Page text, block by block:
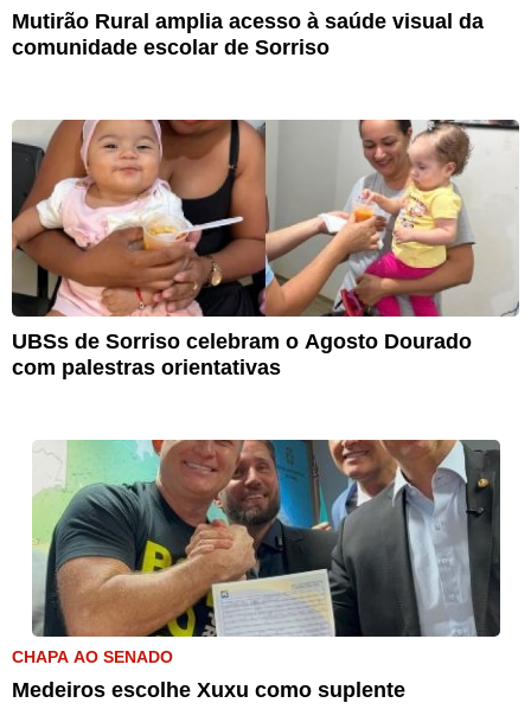
Mutirão Rural amplia acesso à saúde visual da
comunidade escolar de Sorriso
UBSs de Sorriso celebram o Agosto Dourado
com palestras orientativas
CHAPA AO SENADO
Medeiros escolhe Xuxu como suplente